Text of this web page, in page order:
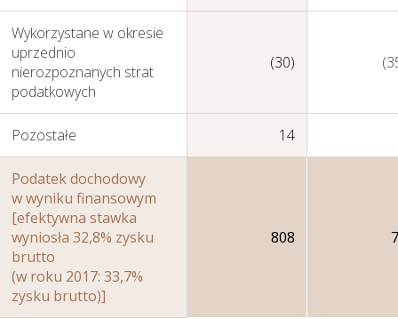
Zarządzanie kapitałem
ludzkim
Wykorzystane w okresie
uprzednio
nierozpoznanych strat
podatkowych
(30)
Pozostałe 14
Podatek dochodowy
w wyniku finansowym
[efektywna stawka
wyniosła 32,8% zysku
brutto
(w roku 2017: 33,7%
zysku brutto)]
808